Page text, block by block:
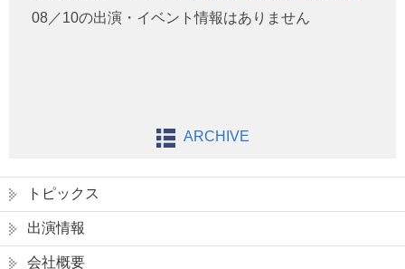
08／10の出演・イベント情報はありません
ARCHIVE
トピックス
出演情報
会社概要